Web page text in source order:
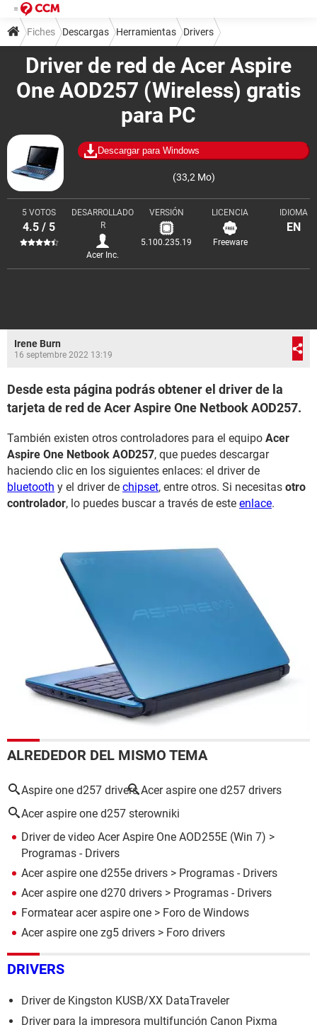
Driver de red de Acer Aspire
One AOD257 (Wireless) gratis
para PC
Descargar para Windows
(33,2 Mo)
5 VOTOS
4.5 / 5
DESARROLLADO
R
Acer Inc.
VERSIÓN
5.100.235.19
LICENCIA
Freeware
IDIOMA
EN
Fiches Descargas Herramientas Drivers
Irene Burn
16 septembre 2022 13:19
Desde esta página podrás obtener el driver de la
tarjeta de red de Acer Aspire One Netbook AOD257.
También existen otros controladores para el equipo Acer
Aspire One Netbook AOD257, que puedes descargar
haciendo clic en los siguientes enlaces: el driver de
bluetooth y el driver de chipset, entre otros. Si necesitas otro
controlador, lo puedes buscar a través de este enlace.
ALREDEDOR DEL MISMO TEMA
Aspire one d257 drivers Acer aspire one d257 drivers
Acer aspire one d257 sterowniki
Driver de video Acer Aspire One AOD255E (Win 7) >
Programas - Drivers
Acer aspire one d255e drivers > Programas - Drivers
Acer aspire one d270 drivers > Programas - Drivers
Formatear acer aspire one > Foro de Windows
Acer aspire one zg5 drivers > Foro drivers
DRIVERS
Driver de Kingston KUSB/XX DataTraveler
Driver para la impresora multifunción Canon Pixma